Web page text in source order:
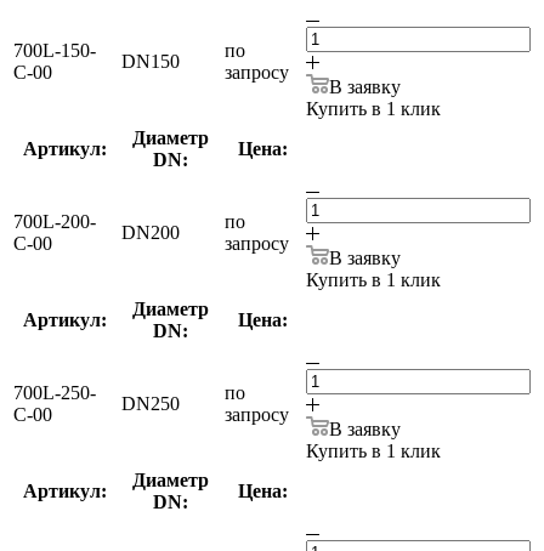
700L-150-
С-00
DN150
по
запросу
В заявку
Купить в 1 клик
Артикул:
Диаметр
DN:
Цена:
700L-200-
С-00
DN200
по
запросу
В заявку
Купить в 1 клик
Артикул:
Диаметр
DN:
Цена:
700L-250-
С-00
DN250
по
запросу
В заявку
Купить в 1 клик
Артикул:
Диаметр
DN:
Цена: